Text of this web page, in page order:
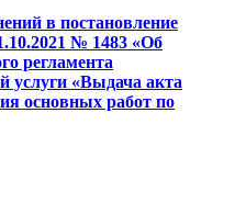
в постановление
№ 1483 «Об
регламента
услуги «Выдача акта
основных работ по